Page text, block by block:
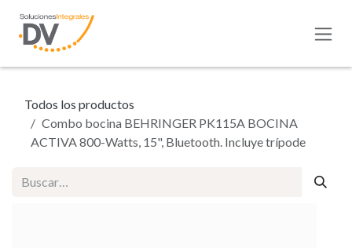
Todos los productos
Combo bocina BEHRINGER PK115A BOCINA
ACTIVA 800-Watts, 15", Bluetooth. Incluye trípode